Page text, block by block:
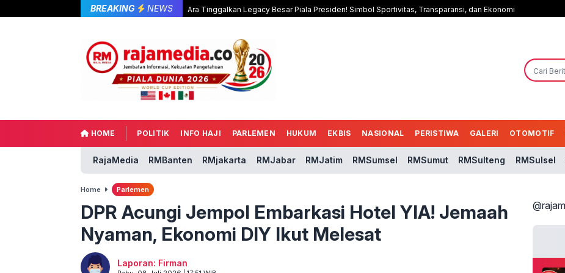
BREAKING NEWS Ara Tinggalkan Legacy Besar Piala Presiden! Simbol Sportivitas, Transparansi, dan Ekonomi
HOME POLITIK INFO HAJI PARLEMEN HUKUM EKBIS NASIONAL PERISTIWA GALERI OTOMOTIF
RajaMedia RMBanten RMjakarta RMJabar RMJatim RMSumsel RMSumut RMSulteng RMSulsel
Home Parlemen
DPR Acungi Jempol Embarkasi Hotel YIA! Jemaah
Nyaman, Ekonomi DIY Ikut Melesat
Laporan: Firman